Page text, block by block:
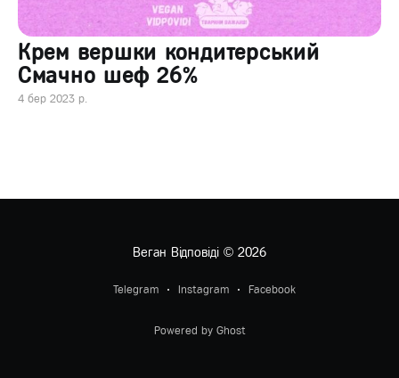
Крем вершки кондитерський
Смачно шеф 26%
4 бер 2023 р.
Веган Відповіді© 2026
Telegram Instagram Facebook
Powered by Ghost